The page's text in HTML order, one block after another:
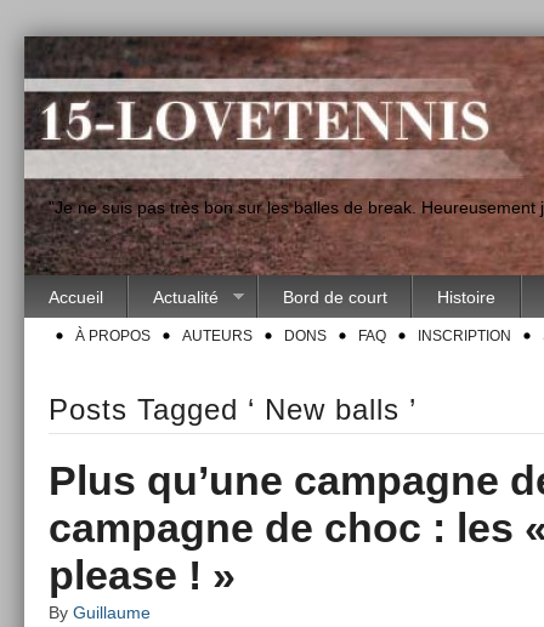
"Je ne suis pas très bon sur les balles de break.
Accueil Actualité Bord de court Histoire
À PROPOS AUTEURS DONS FAQ INSCRIPTION
Posts Tagged ‘ New balls ’
Plus qu’une campagne
campagne de choc : les
please ! »
By Guillaume